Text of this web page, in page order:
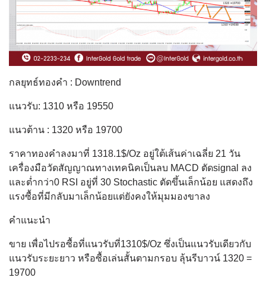
กลยุทธ์ทองคำ : Downtrend
แนวรับ: 1310 หรือ 19550
แนวต้าน : 1320 หรือ 19700
ราคาทองคำลงมาที่ 1318.1$/Oz อยู่ใต้เส้นค่าเฉลี่ย 21 วัน
เครื่องมือวัดสัญญาณทางเทคนิคเป็นลบ MACD ตัดsignal ลง
และต่ำกว่า0 RSI อยู่ที่ 30 Stochastic ตัดขึ้นเล็กน้อย แสดงถึง
แรงซื้อที่มีกลับมาเล็กน้อยแต่ยังคงให้มุมมองขาลง
คำแนะนำ
ขาย เพื่อไปรอซื้อที่แนวรับที่1310$/Oz ซึ่งเป็นแนวรับเดียวกับ
แนวรับระยะยาว หรือซื้อเล่นสั้นตามกรอบ ลุ้นรีบาวน์ 1320 =
19700